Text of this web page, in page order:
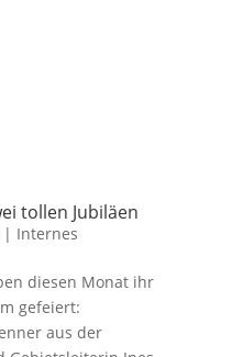
tollen Jubiläen
Internes
diesen Monat ihr
gefeiert:
aus der